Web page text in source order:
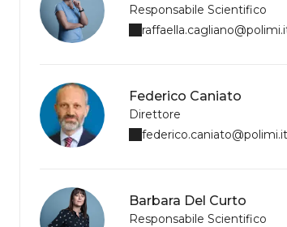
Responsabile Scientifico
Federico Caniato
Direttore
federico.caniato@polimi.it
Barbara Del Curto
Responsabile Scientifico